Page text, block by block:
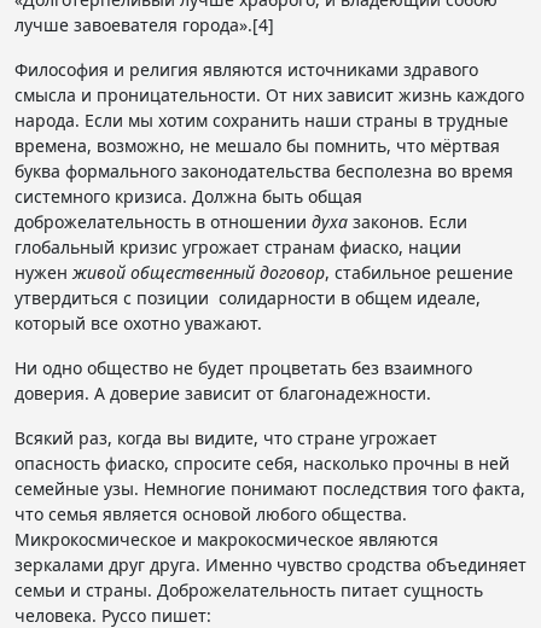
лучше завоевателя города».[4]
Философия и религия являются источниками здравого
смысла и проницательности. От них зависит жизнь каждого
народа. Если мы хотим сохранить наши страны в трудные
времена, возможно, не мешало бы помнить, что мёртвая
буква формального законодательства бесполезна во время
системного кризиса. Должна быть общая
доброжелательность в отношении духа законов. Если
глобальный кризис угрожает странам фиаско, нации
нуженживой общественный договор, стабильное решение
утвердиться с позиции солидарности в общем идеале,
который все охотно уважают.
Ни одно общество не будет процветать без взаимного
доверия. А доверие зависит от благонадежности.
Всякий раз, когда вы видите, что стране угрожает
опасность фиаско, спросите себя, насколько прочны в ней
семейные узы. Немногие понимают последствия того факта,
что семья является основой любого общества.
Микрокосмическое и макрокосмическое являются
зеркалами друг друга. Именно чувство сродства объединяет
семьи и страны. Доброжелательность питает сущность
человека. Руссо пишет: